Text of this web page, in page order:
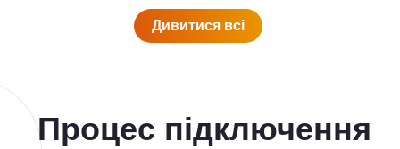
Дивитися всi
Процес підключення